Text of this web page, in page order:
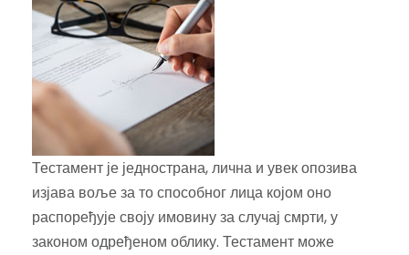
Тестамент је једнострана, лична и увек опозива
изјава воље за то способног лица којом оно
распоређује своју имовину за случај смрти, у
законом одређеном облику. Тестамент може